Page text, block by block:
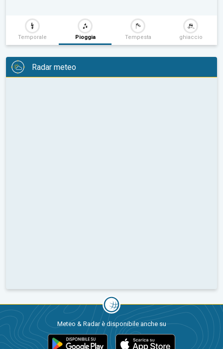
Temporale Pioggia Tempesta ghiaccio
Radar meteo
Meteo & Radar è disponibile anche su